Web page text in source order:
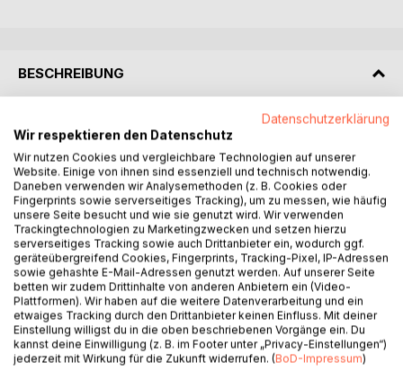
BESCHREIBUNG
Aus dem Inhalt:
Facetten von Einsamkeit
Mutterseelenallein
Der Schrecken einer Nachricht
Existenzielle Einsamkeit
Von der Einsamkeit zum Alleinsein-Können
Und trotzdem: Tehreem!
Fremdheit, Alleinsein und Einsamkeit in Paarbeziehungen
Einsamkeit und Minderwertigkeitsgefühl
Absurdität bei Franz Kafka
Einsamkeit, Alleinsein und Vertrauen aus buddhistischer
Sicht
Sound of Silence
Die Einsamkeit des Musikers
Datenschutzerklärung
Wir respektieren den Datenschutz
Wir nutzen Cookies und vergleichbare Technologien auf unserer
Website. Einige von ihnen sind essenziell und technisch notwendig.
Daneben verwenden wir Analysemethoden (z. B. Cookies oder
Fingerprints sowie serverseitiges Tracking), um zu messen, wie häufig
unsere Seite besucht und wie sie genutzt wird. Wir verwenden
Trackingtechnologien zu Marketingzwecken und setzen hierzu
serverseitiges Tracking sowie auch Drittanbieter ein, wodurch ggf.
geräteübergreifend Cookies, Fingerprints, Tracking-Pixel, IP-Adressen
sowie gehashte E-Mail-Adressen genutzt werden. Auf unserer Seite
betten wir zudem Drittinhalte von anderen Anbietern ein (Video-
Plattformen). Wir haben auf die weitere Datenverarbeitung und ein
etwaiges Tracking durch den Drittanbieter keinen Einfluss. Mit deiner
Einstellung willigst du in die oben beschriebenen Vorgänge ein. Du
kannst deine Einwilligung (z. B. im Footer unter „Privacy-Einstellungen“)
jederzeit mit Wirkung für die Zukunft widerrufen. (BoD-Impressum)